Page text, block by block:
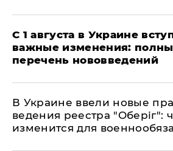
С 1 августа в Украине
важные изменения:
перечень нововведений
В Украине ввели новые
ведения реестра "Оберіг":
изменится для